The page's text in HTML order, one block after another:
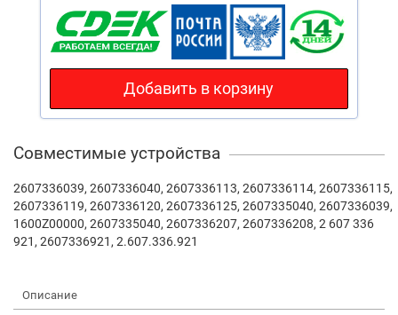
Добавить в корзину
Совместимые устройства
2607336039, 2607336040, 2607336113, 2607336114, 2607336115,
2607336119, 2607336120, 2607336125, 2607335040, 2607336039,
1600Z00000, 2607335040, 2607336207, 2607336208, 2 607 336
921, 2607336921, 2.607.336.921
Описание